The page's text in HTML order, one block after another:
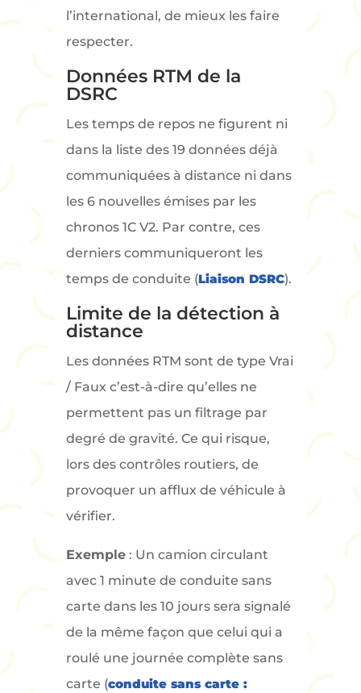
l’international, de mieux les faire
respecter.
Données RTM de la
DSRC
Les temps de repos ne figurent ni
dans la liste des 19 données déjà
communiquées à distance ni dans
les 6 nouvelles émises par les
chronos 1C V2. Par contre, ces
derniers communiqueront les
temps de conduite (Liaison DSRC).
Limite de la détection à
distance
Les données RTM sont de type Vrai
/ Faux c’est-à-dire qu’elles ne
permettent pas un filtrage par
degré de gravité. Ce qui risque,
lors des contrôles routiers, de
provoquer un afflux de véhicule à
vérifier.
Exemple : Un camion circulant
avec 1 minute de conduite sans
carte dans les 10 jours sera signalé
de la même façon que celui qui a
roulé une journée complète sans
carte (conduite sans carte :